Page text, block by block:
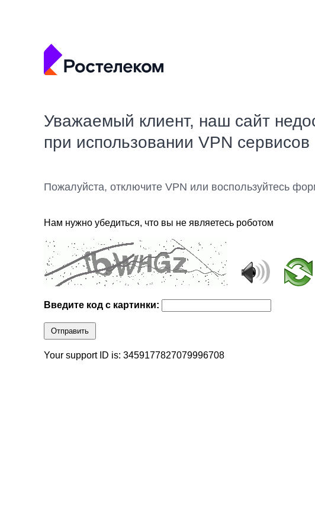
Уважаемый клиент, наш сайт
при использовании VPN сервисов
Пожалуйста, отключите VPN или воспользуйтесь
Нам нужно убедиться, что вы не являетесь роботом
Введите код с картинки:
Отправить
Your support ID is: 3459177827079996708